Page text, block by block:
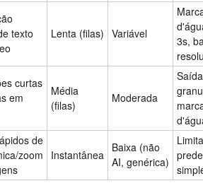
texto
Lenta (filas) Variável
3s,
curtas
em
Média
(filas)
Moderada
Saída
de
zoom
Instantânea
Baixa (não
AI, genérica)